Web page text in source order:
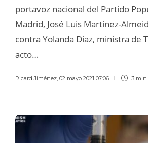
portavoz nacional del Partido
Madrid, José Luis Martínez-
contra Yolanda Díaz, ministra de
acto…
Ricard Jiménez 02 mayo 2021 07:06 3 min